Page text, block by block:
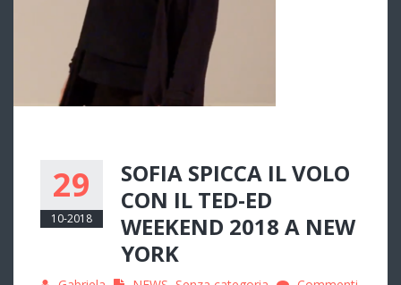
29
10-2018
SOFIA SPICCA IL VOLO
CON IL TED-ED
WEEKEND 2018 A NEW
YORK